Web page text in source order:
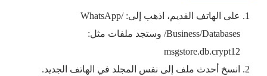
على الهاتف القديم، اذهب إلى: /WhatsApp
Business/Databases/ وستجد ملفات مثل:
msgstore.db.crypt12
انسخ أحدث ملف إلى نفس المجلد في الهاتف الجديد.